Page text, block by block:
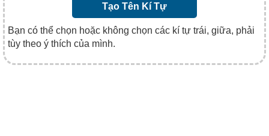
Tạo Tên Kí Tự
Bạn có thể chọn hoặc không chọn các kí tự trái, giữa, phải
tùy theo ý thích của mình.